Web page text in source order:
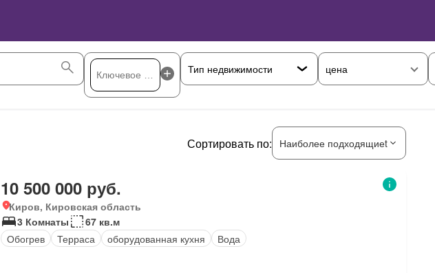
цена
Сортировать по: Наиболее подходящиеt
10 500 000 руб.
Киров, Кировская область
3 Комнаты
67 кв.м
Обогрев
Терраса оборудованная кухня Вода